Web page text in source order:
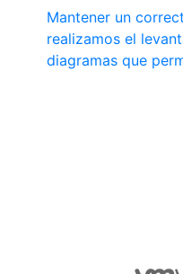
Mantener un
realizamos el
diagramas que